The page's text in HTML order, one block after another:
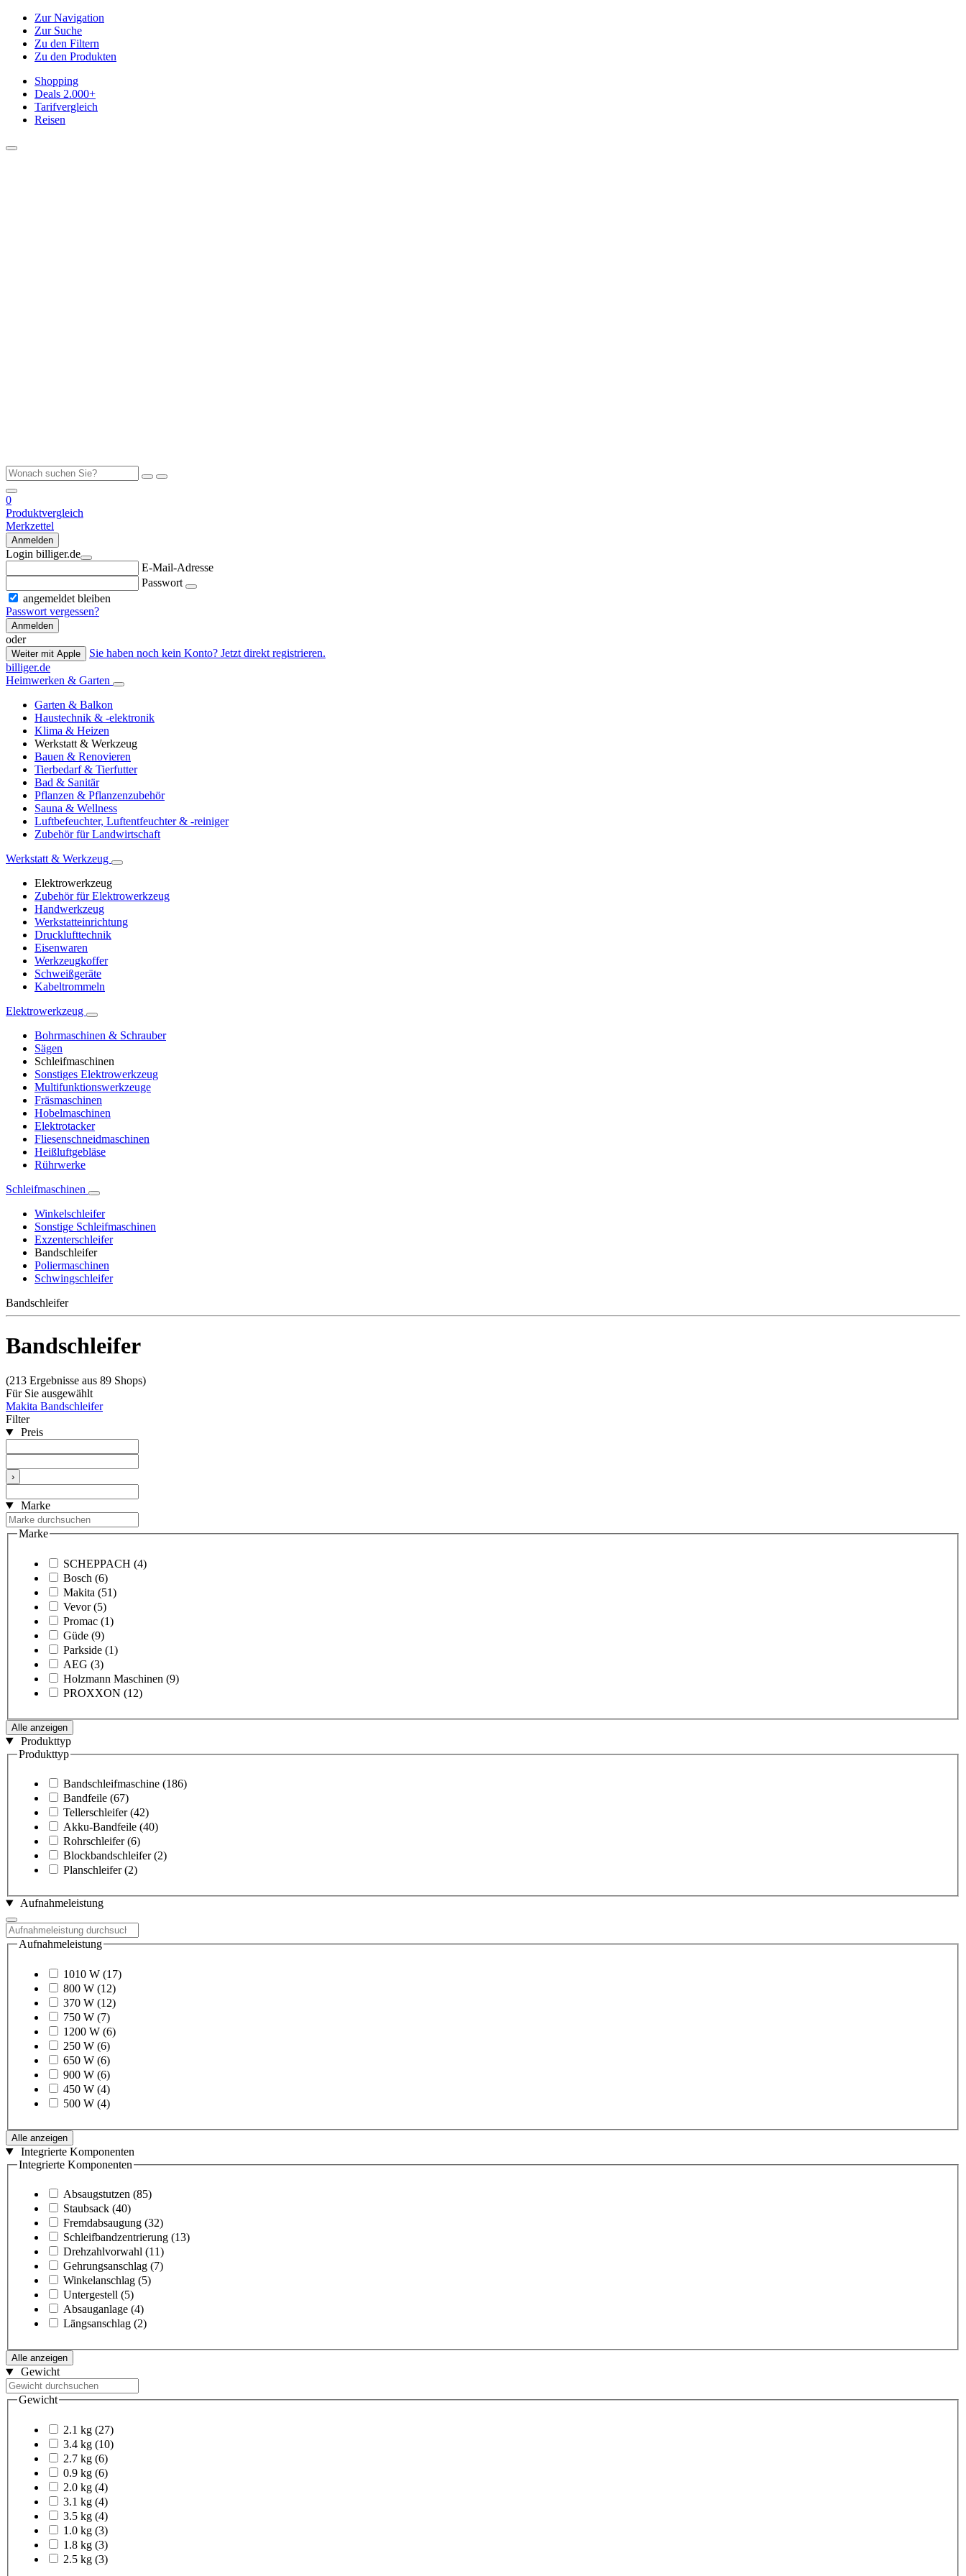
Zur Navigation
Zur Suche
Zu den Filtern
Zu den Produkten
Shopping
Deals 2.000+
Tarifvergleich
Reisen
0
Produktvergleich
Merkzettel
Anmelden
Login billiger.de
E-Mail-Adresse
Passwort
angemeldet bleiben
Passwort vergessen?
Anmelden
oder
Weiter mit Apple
Sie haben noch kein Konto? Jetzt direkt registrieren.
billiger.de
Heimwerken & Garten
Garten & Balkon
Haustechnik & -elektronik
Klima & Heizen
Werkstatt & Werkzeug
Bauen & Renovieren
Tierbedarf & Tierfutter
Bad & Sanitär
Pflanzen & Pflanzenzubehör
Sauna & Wellness
Luftbefeuchter, Luftentfeuchter & -reiniger
Zubehör für Landwirtschaft
Werkstatt & Werkzeug
Elektrowerkzeug
Zubehör für Elektrowerkzeug
Handwerkzeug
Werkstatteinrichtung
Drucklufttechnik
Eisenwaren
Werkzeugkoffer
Schweißgeräte
Kabeltrommeln
Elektrowerkzeug
Bohrmaschinen & Schrauber
Sägen
Schleifmaschinen
Sonstiges Elektrowerkzeug
Multifunktionswerkzeuge
Fräsmaschinen
Hobelmaschinen
Elektrotacker
Fliesenschneidmaschinen
Heißluftgebläse
Rührwerke
Schleifmaschinen
Winkelschleifer
Sonstige Schleifmaschinen
Exzenterschleifer
Bandschleifer
Poliermaschinen
Schwingschleifer
Bandschleifer
Bandschleifer
(213 Ergebnisse aus 89 Shops)
Für Sie ausgewählt
Makita Bandschleifer
Filter
Preis
›
Marke
Marke
SCHEPPACH (4)
Bosch (6)
Makita (51)
Vevor (5)
Promac (1)
Güde (9)
Parkside (1)
AEG (3)
Holzmann Maschinen (9)
PROXXON (12)
Alle anzeigen
Produkttyp
Produkttyp
Bandschleifmaschine (186)
Bandfeile (67)
Tellerschleifer (42)
Akku-Bandfeile (40)
Rohrschleifer (6)
Blockbandschleifer (2)
Planschleifer (2)
Aufnahmeleistung
Aufnahmeleistung
1010 W (17)
800 W (12)
370 W (12)
750 W (7)
1200 W (6)
250 W (6)
650 W (6)
900 W (6)
450 W (4)
500 W (4)
Alle anzeigen
Integrierte Komponenten
Integrierte Komponenten
Absaugstutzen (85)
Staubsack (40)
Fremdabsaugung (32)
Schleifbandzentrierung (13)
Drehzahlvorwahl (11)
Gehrungsanschlag (7)
Winkelanschlag (5)
Untergestell (5)
Absauganlage (4)
Längsanschlag (2)
Alle anzeigen
Gewicht
Gewicht
2.1 kg (27)
3.4 kg (10)
2.7 kg (6)
0.9 kg (6)
2.0 kg (4)
3.1 kg (4)
3.5 kg (4)
1.0 kg (3)
1.8 kg (3)
2.5 kg (3)